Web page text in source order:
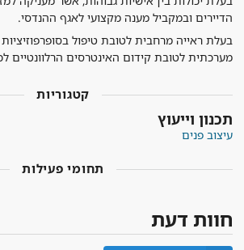
הדיירים ובמקביל מענה מקצועי לאגף ההנדסי.
בעלת ראייה מרחבית לטובת טיפול
מערכתית לטובת קידום האינטרסים הרלוונטיים
קטגוריות
תכנון וייעוץ
עיצוב פנים
תחומי פעילות
חוות דעת